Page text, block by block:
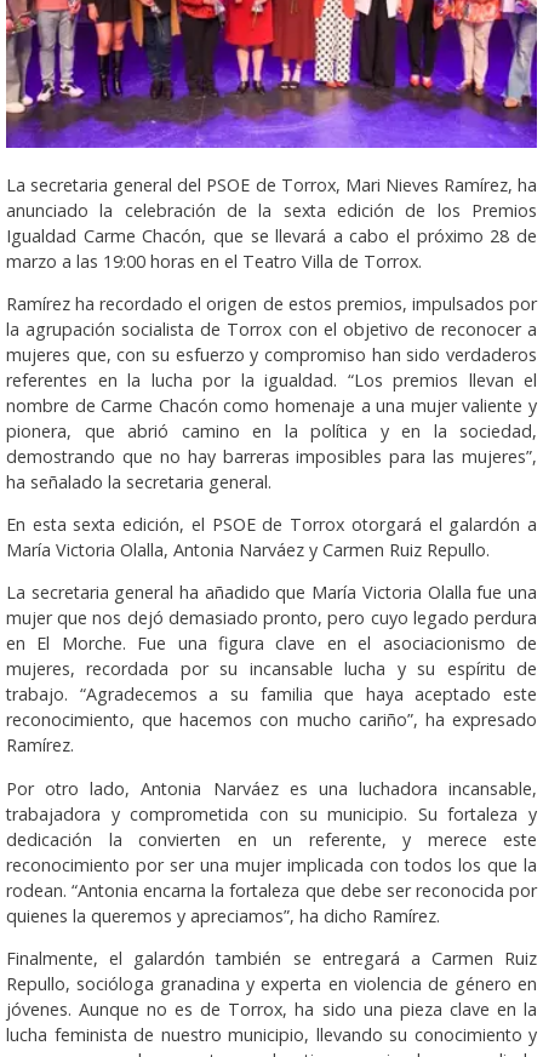
La secretaria general del PSOE de Torrox, Mari Nieves Ramírez, ha
anunciado la celebración de la sexta edición de los Premios
Igualdad Carme Chacón, que se llevará a cabo el próximo 28 de
marzo a las 19:00 horas en el Teatro Villa de Torrox.
Ramírez ha recordado el origen de estos premios, impulsados por
la agrupación socialista de Torrox con el objetivo de reconocer a
mujeres que, con su esfuerzo y compromiso han sido verdaderos
referentes en la lucha por la igualdad. “Los premios llevan el
nombre de Carme Chacón como homenaje a una mujer valiente y
pionera, que abrió camino en la política y en la sociedad,
demostrando que no hay barreras imposibles para las mujeres”,
ha señalado la secretaria general.
En esta sexta edición, el PSOE de Torrox otorgará el galardón a
María Victoria Olalla, Antonia Narváez y Carmen Ruiz Repullo.
La secretaria general ha añadido que María Victoria Olalla fue una
mujer que nos dejó demasiado pronto, pero cuyo legado perdura
en El Morche. Fue una figura clave en el asociacionismo de
mujeres, recordada por su incansable lucha y su espíritu de
trabajo. “Agradecemos a su familia que haya aceptado este
reconocimiento, que hacemos con mucho cariño”, ha expresado
Ramírez.
Por otro lado, Antonia Narváez es una luchadora incansable,
trabajadora y comprometida con su municipio. Su fortaleza y
dedicación la convierten en un referente, y merece este
reconocimiento por ser una mujer implicada con todos los que la
rodean. “Antonia encarna la fortaleza que debe ser reconocida por
quienes la queremos y apreciamos”, ha dicho Ramírez.
Finalmente, el galardón también se entregará a Carmen Ruiz
Repullo, socióloga granadina y experta en violencia de género en
jóvenes. Aunque no es de Torrox, ha sido una pieza clave en la
lucha feminista de nuestro municipio, llevando su conocimiento y